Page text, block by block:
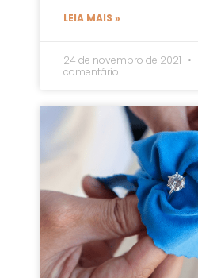
LEIA MAIS »
24 de novembro de 2021
comentário